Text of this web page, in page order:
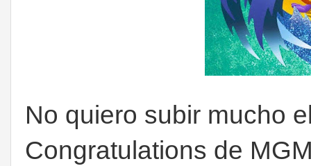
No quiero subir mucho
Congratulations de